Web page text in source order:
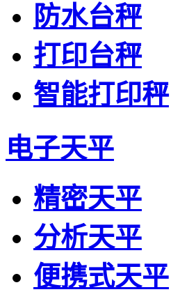
防水台秤
打印台秤
智能打印秤
电子天平
精密天平
分析天平
便携式天平